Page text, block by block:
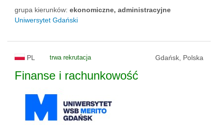
grupa kierunków: ekonomiczne, administracyjne
Uniwersytet Gdański
PL trwa rekrutacja Gdańsk, Polska
Finanse i rachunkowość